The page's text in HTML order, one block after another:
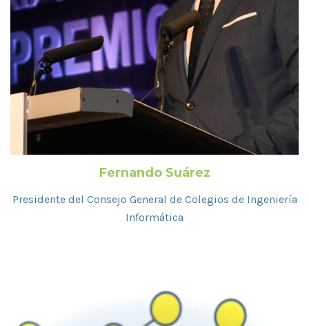
Fernando Suárez
Presidente del Consejo General de Colegios de Ingeniería
Informática